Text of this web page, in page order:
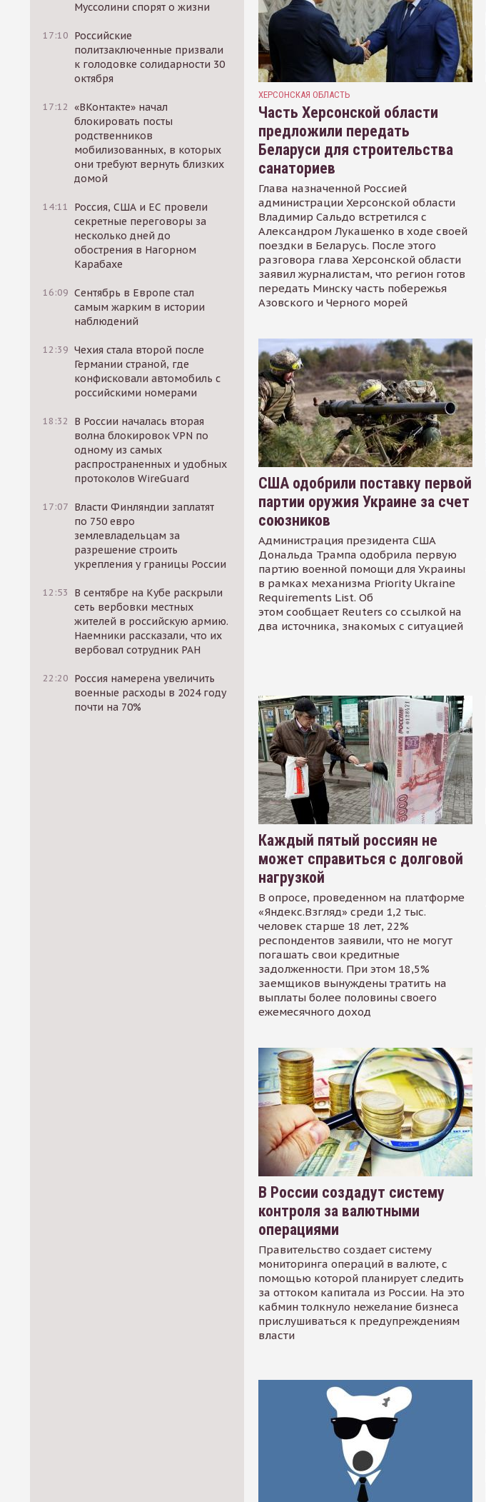
Муссолини спорят о жизни
17:10 Российские
политзаключенные призвали
к голодовке солидарности 30
октября
17:12 «ВКонтакте» начал
блокировать посты
родственников
мобилизованных, в которых
они требуют вернуть близких
домой
14:11
Россия, США и ЕС провели
секретные переговоры за
несколько дней до
обострения в Нагорном
Карабахе
16:09 Сентябрь в Европе стал
самым жарким в истории
наблюдений
12:39 Чехия стала второй после
Германии страной, где
конфисковали автомобиль с
российскими номерами
18:32
В России началась вторая
волна блокировок VPN по
одному из самых
распространенных и удобных
протоколов WireGuard
17:07 Власти Финляндии заплатят
по 750 евро
землевладельцам за
разрешение строить
укрепления у границы России
12:53
В сентябре на Кубе раскрыли
сеть вербовки местных
жителей в российскую армию.
Наемники рассказали, что их
вербовал сотрудник РАН
22:20 Россия намерена увеличить
военные расходы в 2024 году
почти на 70%
ХЕРСОНСКАЯ ОБЛАСТЬ
Часть Херсонской области
предложили передать
Беларуси для строительства
санаториев
Глава назначенной Россией
администрации Херсонской области
Владимир Сальдо встретился с
Александром Лукашенко в ходе своей
поездки в Беларусь. После этого
разговора глава Херсонской области
заявил журналистам, что регион готов
передать Минску часть побережья
Азовского и Черного морей
США одобрили поставку первой
партии оружия Украине за счет
союзников
Администрация президента США
Дональда Трампа одобрила первую
партию военной помощи для Украины
в рамках механизма Priority Ukraine
Requirements List. Об
этом сообщает Reuters со ссылкой на
два источника, знакомых с ситуацией
Каждый пятый россиян не
может справиться с долговой
нагрузкой
В опросе, проведенном на платформе
«Яндекс.Взгляд» среди 1,2 тыс.
человек старше 18 лет, 22%
респондентов заявили, что не могут
погашать свои кредитные
задолженности. При этом 18,5%
заемщиков вынуждены тратить на
выплаты более половины своего
ежемесячного доход
В России создадут систему
контроля за валютными
операциями
Правительство создает систему
мониторинга операций в валюте, с
помощью которой планирует следить
за оттоком капитала из России. На это
кабмин толкнуло нежелание бизнеса
прислушиваться к предупреждениям
власти